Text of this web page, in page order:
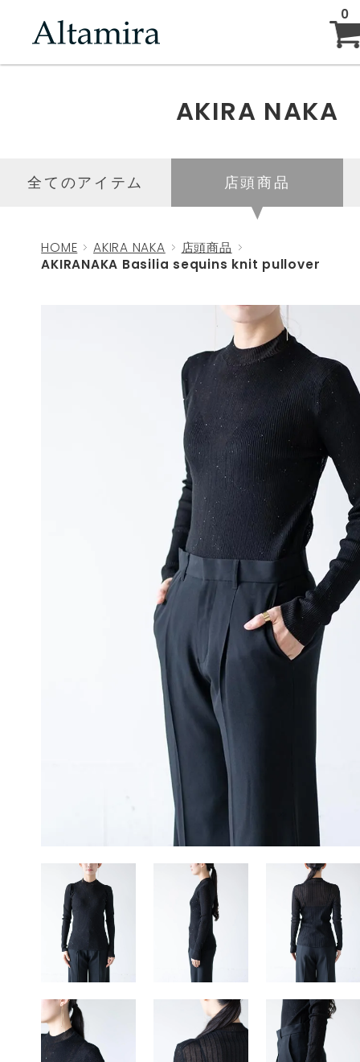
0
ABOUT
NEW ARRIVAL
BRAND
AKIRA NAKA
全てのアイテム 店頭商品
HOME AKIRA NAKA
店頭商品
AKIRANAKA Basilia sequins knit pullover